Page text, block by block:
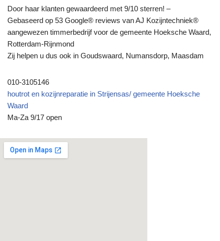
Door haar klanten gewaardeerd met 9/10 sterren! –
Gebaseerd op 53 Google® reviews van AJ Kozijntechniek®
aangewezen timmerbedrijf voor de gemeente Hoeksche Waard,
Rotterdam-Rijnmond
Zij helpen u dus ook in Goudswaard, Numansdorp, Maasdam
010-3105146
houtrot en kozijnreparatie in Strijensas/ gemeente Hoeksche
Waard
Ma-Za 9/17 open